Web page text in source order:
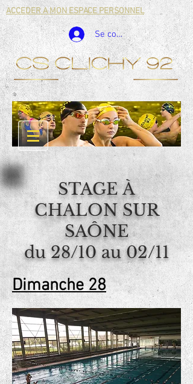
ACCEDER A MON ESPACE PERSONNEL
Se connecter
STAGE À
CHALON SUR
SAÔNE
du 28/10 au 02/11
Dimanche 28